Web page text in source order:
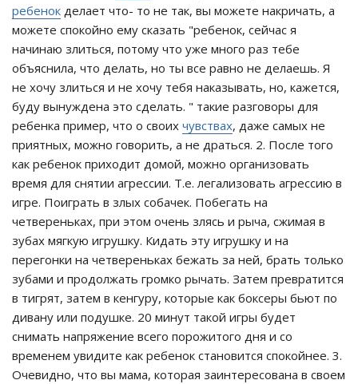
ребенок делает что- то не так, вы можете накричать, а
можете спокойно ему сказать "ребенок, сейчас я
начинаю злиться, потому что уже много раз тебе
объяснила, что делать, но ты все равно не делаешь. Я
не хочу злиться и не хочу тебя наказывать, но, кажется,
буду вынуждена это сделать. " такие разговоры для
ребенка пример, что о своих чувствах, даже самых не
приятных, можно говорить, а не драться. 2. После того
как ребенок приходит домой, можно организовать
время для снятии агрессии. Т.е. легализовать агрессию в
игре. Поиграть в злых собачек. Побегать на
четвереньках, при этом очень злясь и рыча, сжимая в
зубах мягкую игрушку. Кидать эту игрушку и на
перегонки на четвереньках бежать за ней, брать только
зубами и продолжать громко рычать. Затем превратится
в тигрят, затем в кенгуру, которые как боксеры бьют по
дивану или подушке. 20 минут такой игры будет
снимать напряжение всего порожитого дня и со
временем увидите как ребенок становится спокойнее. 3.
Очевидно, что вы мама, которая заинтересована в своем